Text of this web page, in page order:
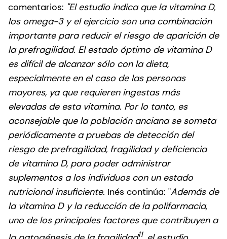
comentarios: "El estudio indica que la vitamina D,
los omega-3 y el ejercicio son una combinación
importante para reducir el riesgo de aparición de
la prefragilidad. El estado óptimo de vitamina D
es difícil de alcanzar sólo con la dieta,
especialmente en el caso de las personas
mayores, ya que requieren ingestas más
elevadas de esta vitamina. Por lo tanto, es
aconsejable que la población anciana se someta
periódicamente a pruebas de detección del
riesgo de prefragilidad, fragilidad y deficiencia
de vitamina D, para poder administrar
suplementos a los individuos con un estado
nutricional insuficiente. Inés continúa: "Además de
la vitamina D y la reducción de la polifarmacia,
uno de los principales factores que contribuyen a
11